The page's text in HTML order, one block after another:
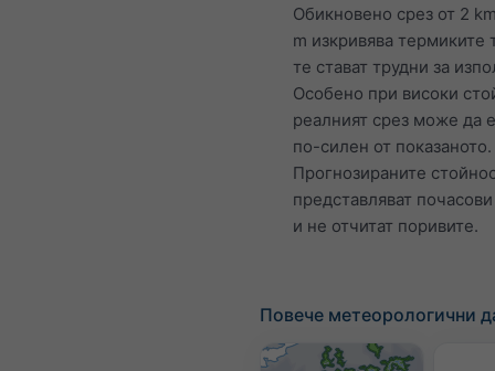
Обикновено срез от 2
m изкривява термиките
те стават трудни за
Особено при високи
реалният срез може да
по-силен от показаното.
Прогнозираните
представляват
и не отчитат поривите.
Повече метеорологични